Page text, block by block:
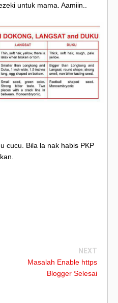
untuk mama. Aamiin..
cucu. Bila la nak habis PKP
NEXT
Masalah Enable https
Blogger Selesai